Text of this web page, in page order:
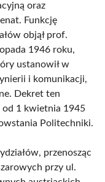
oraz
Funkcję
objął prof.
1946 roku,
ustanowił w
i komunikacji,
Dekret ten
od 1 kwietnia 1945
Politechniki.
przenosząc
przy ul.